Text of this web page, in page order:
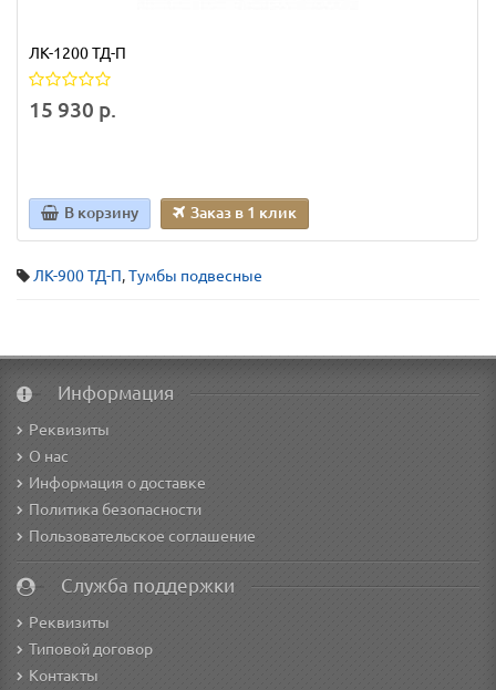
ЛК-1200 ТД-П
15 930 р.
В корзину Заказ в 1 клик
ЛК-900 ТД-П,Тумбы подвесные
Информация
Реквизиты
О нас
Информация о доставке
Политика безопасности
Пользовательское соглашение
Служба поддержки
Реквизиты
Типовой договор
Контакты